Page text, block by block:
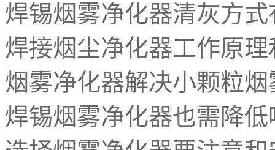
焊锡烟雾净化器清灰方
焊接烟尘净化器工作原
烟雾净化器解决小颗粒
焊锡烟雾净化器也需降